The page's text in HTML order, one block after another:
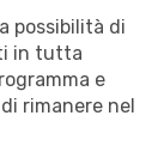
possibilità di
in tutta
e
rimanere nel